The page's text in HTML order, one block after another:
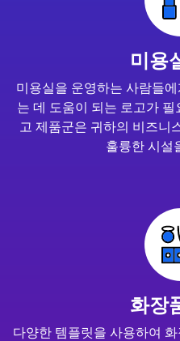
미용
미용실을 운영하는 사람들
는 데 도움이 되는 로고가
고 제품군은 귀하의 비즈니
훌륭한 시설
화장
다양한 템플릿을 사용하여